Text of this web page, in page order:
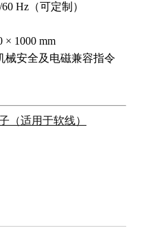
Hz（可定制）
× 1000 mm
械安全及电磁兼容指令
（适用于软线）